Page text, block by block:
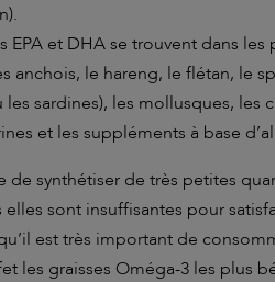
EPA et DHA se trouvent dans
anchois, le hareng, le flétan, le
sardines), les mollusques, les
et les suppléments à base
de synthétiser de très petites
elles sont insuffisantes pour
est très important de
les graisses Oméga-3 les plus